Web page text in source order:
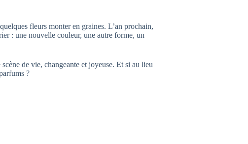
fleurs monter en graines. L’an prochain,
: une nouvelle couleur, une autre forme, un
de vie, changeante et joyeuse. Et si au lieu
?